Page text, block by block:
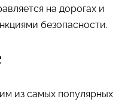
на дорогах и
безопасности.
из самых популярных